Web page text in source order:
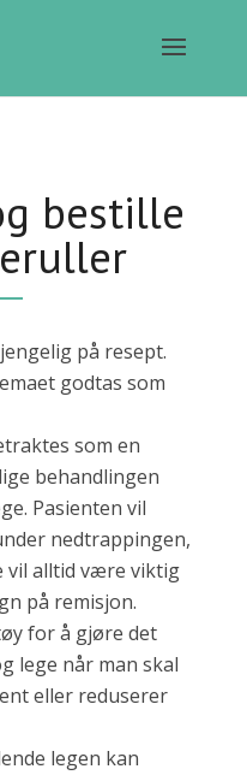
bestille
på resept.
godtas som
som en
behandlingen
Pasienten vil
nedtrappingen,
vil alltid være viktig
på remisjon.
for å gjøre det
lege når man skal
eller reduserer
legen kan